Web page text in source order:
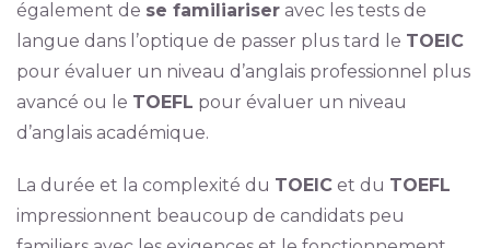
également de se familiariseravec les tests de
langue dans l’optique de passer plus tard le TOEIC
pour évaluer un niveau d’anglais professionnel plus
avancé ou le TOEFL pour évaluer un niveau
d’anglais académique.
La durée et la complexité du TOEICet du TOEFL
impressionnent beaucoup de candidats peu